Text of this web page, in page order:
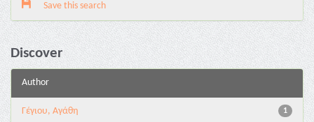
Save this search
Discover
Author
1
Γέγιου, Αγάθη